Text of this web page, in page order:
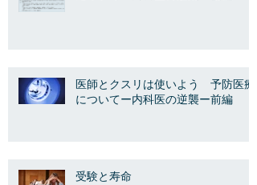
医師とクスリは使いよう 予防医療
についてー内科医の逆襲ー前編
受験と寿命